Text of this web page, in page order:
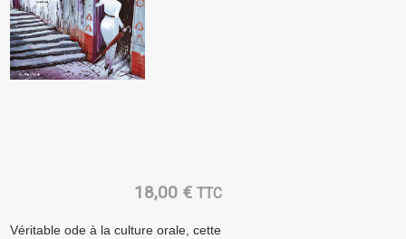
18,00 € TTC
Véritable ode à la culture orale, cette